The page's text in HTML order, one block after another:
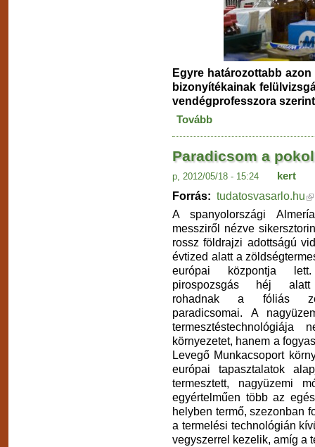
Egyre határozottabb
bizonyítékainak
vendégprofesszora
Tovább
Paradicsom a
p, 2012/05/18 - 15:24 kert
Forrás: tudatosvasarlo.hu
A spanyolországi
messziről nézve
rossz földrajzi adottságú
évtized alatt a
európai központja
pirospozsgás héj alatt
rohadnak a fóliás
paradicsomai. A
termesztéstechnológiája
környezetet, hanem a
Levegő Munkacsoport
európai tapasztalatok
termesztett, nagyüzemi
egyértelműen több az
helyben termő, szezonban
a termelési technológián
vegyszerrel kezelik, amíg a